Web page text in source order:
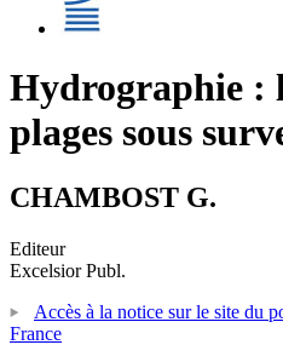
Hydrographie :
plages sous
CHAMBOST G.
Editeur
Excelsior Publ.
Accès à la notice sur le site du
France